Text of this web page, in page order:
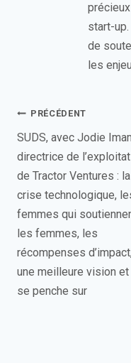
start-
de
les
Navigation
de
l’article
PRÉCÉDENT
SUDS, avec Jodie
directrice de
de Tractor Ventures : la
crise technologique,
femmes qui
les femmes, les
récompenses
une meilleure vision et
se penche sur